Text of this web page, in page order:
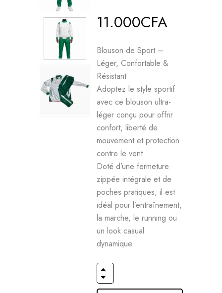
11.000CFA
Blouson de Sport –
Léger, Confortable &
Résistant
Adoptez le style sportif
avec ce blouson ultra-
léger conçu pour offrir
confort, liberté de
mouvement et protection
contre le vent.
Doté d’une fermeture
zippée intégrale et de
poches pratiques, il est
idéal pour l’entraînement,
la marche, le running ou
un look casual
dynamique.